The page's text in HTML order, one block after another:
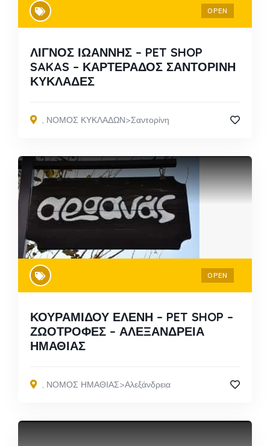
OPEN
ΛΙΓΝΟΣ ΙΩΑΝΝΗΣ – PET SHOP
SAKAS – ΚΑΡΤΕΡΑΔΟΣ ΣΑΝΤΟΡΙΝΗ
ΚΥΚΛΑΔΕΣ
, ΝΟΜΟΣ ΚΥΚΛΑΔΩΝ>Σαντορίνη
OPEN
ΚΟΥΡΑΜΙΔΟΥ ΕΛΕΝΗ – PET SHOP –
ΖΩΟΤΡΟΦΕΣ – ΑΛΕΞΑΝΔΡΕΙΑ
ΗΜΑΘΙΑΣ
, ΝΟΜΟΣ ΗΜΑΘΙΑΣ>Αλεξάνδρεια